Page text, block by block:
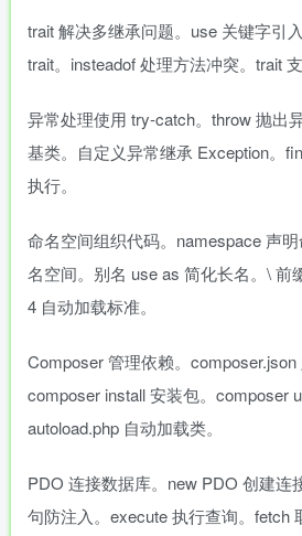
trait 解决多继承问题。use 关键字引
trait。insteadof 处理方法冲突。trait
异常处理使用 try-catch。throw 抛出
基类。自定义异常继承 Exception。
执行。
命名空间组织代码。namespace 声
名空间。别名 use as 简化长名。\ 前
4 自动加载标准。
Composer 管理依赖。composer.json
composer install 安装包。composer
autoload.php 自动加载类。
PDO 连接数据库。new PDO 创建连
句防注入。execute 执行查询。fetch